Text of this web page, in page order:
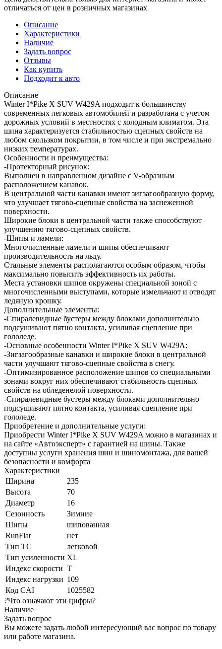
отличаться от цен в розничных магазинах
Описание
Характеристики
Наличие
Задать вопрос
Отзывы
Как купить
Подходит к авто
Описание
Winter I*Pike X SUV W429A подходит к большинству
современных легковых автомобилей и разработана с учетом
дорожных условий в местностях с холодным климатом. Эта
шина характеризуется стабильностью сцепных свойств на
любом скользком покрытии, в том числе и при экстремально
низких температурах.
Особенности и преимущества:
-Протекторный рисунок:
Выполнен в направленном дизайне с V-образным
расположением канавок.
В центральной части канавки имеют зигзагообразную форму,
что улучшает тягово-сцепные свойства на заснеженной
поверхности.
Широкие блоки в центральной части также способствуют
улучшению тягово-сцепных свойств.
-Шипы и ламели:
Многочисленные ламели и шипы обеспечивают
производительность на льду.
Стальные элементы располагаются особым образом, чтобы
максимально повысить эффективность их работы.
Места установки шипов окружены специальной зоной с
многочисленными выступами, которые измельчают и отводят
ледяную крошку.
Дополнительные элементы:
-Спиралевидные бустеры между блоками дополнительно
подсушивают пятно контакта, усиливая сцепление при
гололеде.
-Основные особенности Winter I*Pike X SUV W429A:
-Зигзагообразные канавки и широкие блоки в центральной
части улучшают тягово-сцепные свойства в снегу.
-Оптимизированное расположение шипов со специальными
зонами вокруг них обеспечивают стабильность сцепных
свойств на обледенелой поверхности.
-Спиралевидные бустеры между блоками дополнительно
подсушивают пятно контакта, усиливая сцепление при
гололеде.
Приобретение и дополнительные услуги:
Приобрести Winter I*Pike X SUV W429A можно в магазинах и
на сайте «Автоэксперт» с гарантией на шины. Также
доступны услуги хранения шин и шиномонтажа, для вашей
безопасности и комфорта
Характеристики
Ширина
235
Высота
70
Диаметр
16
Сезонность
Зимние
Шипы
шипованная
RunFlat
нет
Тип ТС
легковой
Тип усиленности XL
Индекс скорости T
Индекс нагрузки 109
Код CAI
1025582
?Что означают эти цифры?
Наличие
Задать вопрос
Вы можете задать любой интересующий вас вопрос по товару
или работе магазина.